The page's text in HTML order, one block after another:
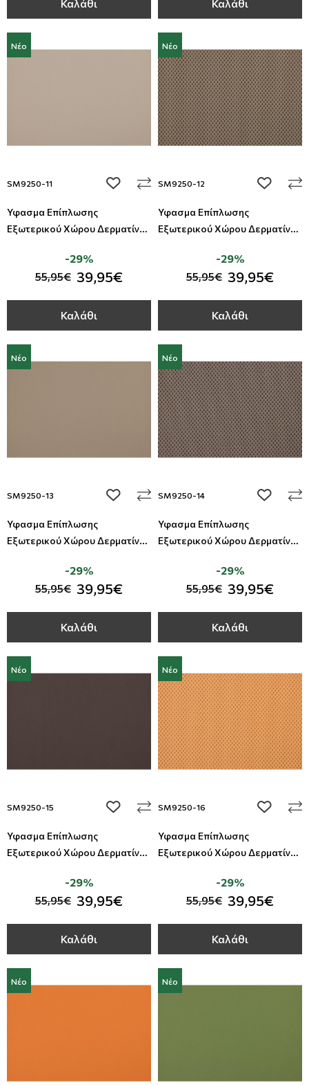
Καλάθι Καλάθι
Νέο
SM9250-11 add to wishlist
Ύφασμα Επίπλωσης
Εξωτερικού Χώρου Δερματίνη
55,95€ 39,95€
-29%
Καλάθι
Νέο
SM9250-12 add to
Ύφασμα Επίπλωσης
Εξωτερικού Χώρου Δερματίνη
55,95€ 39,95€
-29%
Καλάθι
Νέο
SM9250-13 add to wishlist
Ύφασμα Επίπλωσης
Εξωτερικού Χώρου Δερματίνη
55,95€ 39,95€
-29%
Καλάθι
Νέο
SM9250-14 add to
Ύφασμα Επίπλωσης
Εξωτερικού Χώρου Δερματίνη
55,95€ 39,95€
-29%
Καλάθι
Νέο
SM9250-15 add to wishlist
Ύφασμα Επίπλωσης
Εξωτερικού Χώρου Δερματίνη
55,95€ 39,95€
-29%
Καλάθι
Νέο
SM9250-16 add to
Ύφασμα Επίπλωσης
Εξωτερικού Χώρου Δερματίνη
55,95€ 39,95€
-29%
Καλάθι
Νέο Νέο